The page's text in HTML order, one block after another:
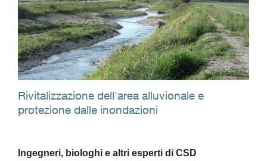
Rivitalizzazione dell'area alluvionale e
protezione dalle inondazioni
Ingegneri, biologhi e altri esperti di CSD